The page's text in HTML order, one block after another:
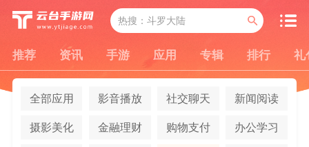
推荐 资讯 手游 应用 专辑 排行 礼
全部应用 影音播放 社交聊天 新闻阅读
摄影美化 金融理财 购物支付 办公学习